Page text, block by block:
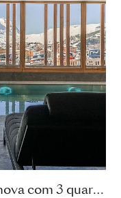
apartamento de construção nova com 3 quartos